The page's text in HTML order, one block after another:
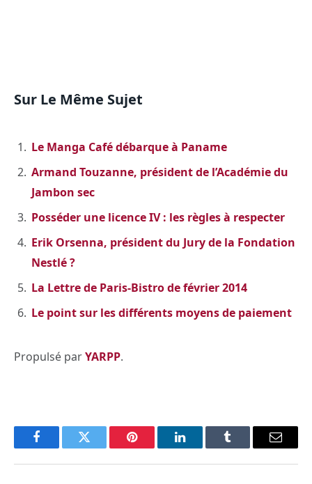
Sur Le Même Sujet
Le Manga Café débarque à Paname
Armand Touzanne, président de l’Académie du
Jambon sec
Posséder une licence IV : les règles à respecter
Erik Orsenna, président du Jury de la Fondation
Nestlé ?
La Lettre de Paris-Bistro de février 2014
Le point sur les différents moyens de paiement
Propulsé parYARPP.
FacebookTwitter Pinterest LinkedInTumblr Email